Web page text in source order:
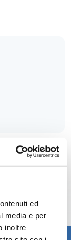
ed
media e per
inoltre